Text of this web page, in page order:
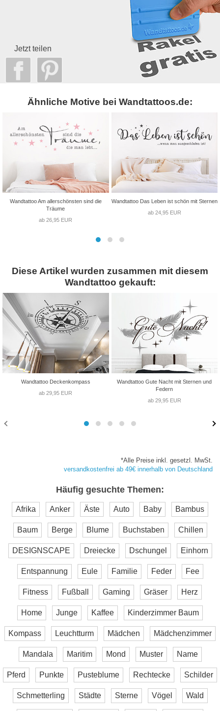
Jetzt teilen
Ähnliche Motive bei Wandtattoos.de:
Wandtattoo Am allerschönsten sind die
Träume
ab 26,95 EUR
Wandtattoo Das Leben ist schön mit Sternen
ab 24,95 EUR
Diese Artikel wurden zusammen mit diesem
Wandtattoo gekauft:
Wandtattoo Deckenkompass
ab 29,95 EUR
Wandtattoo Gute Nacht mit Sternen und
Federn
ab 29,95 EUR
*Alle Preise inkl. gesetzl. MwSt.
versandkostenfrei ab 49€ innerhalb von Deutschland
Häufig gesuchte Themen:
Afrika Anker Äste Auto Baby Bambus
Baum Berge Blume Buchstaben Chillen
DESIGNSCAPE Dreiecke Dschungel Einhorn
Entspannung Eule Familie Feder Fee
Fitness Fußball Gaming Gräser Herz
Home Junge Kaffee Kinderzimmer Baum
Kompass Leuchtturm Mädchen Mädchenzimmer
Mandala Maritim Mond Muster Name
Pferd Punkte Pusteblume Rechtecke Schilder
Schmetterling Städte Sterne Vögel Wald